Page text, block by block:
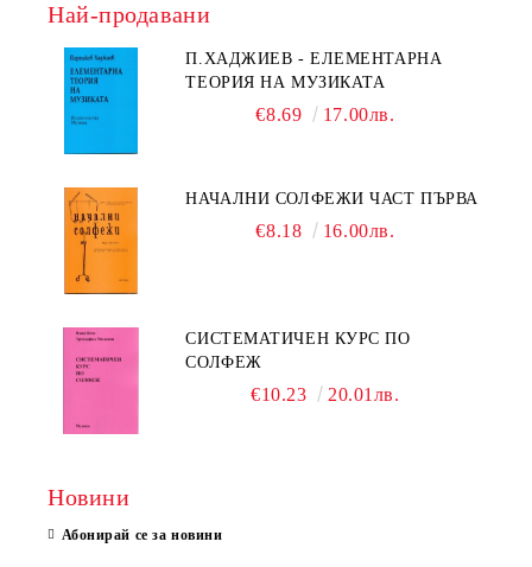
Най-продавани
П.ХАДЖИЕВ - ЕЛЕМЕНТАРНА
ТЕОРИЯ НА МУЗИКАТА
€8.69 17.00лв.
НАЧАЛНИ СОЛФЕЖИ ЧАСТ ПЪРВА
€8.18 16.00лв.
СИСТЕМАТИЧЕН КУРС ПО
СОЛФЕЖ
€10.23 20.01лв.
Новини
Абонирай се за новини